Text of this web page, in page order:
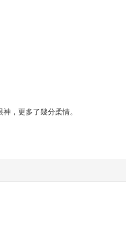
，更多了幾分柔情。